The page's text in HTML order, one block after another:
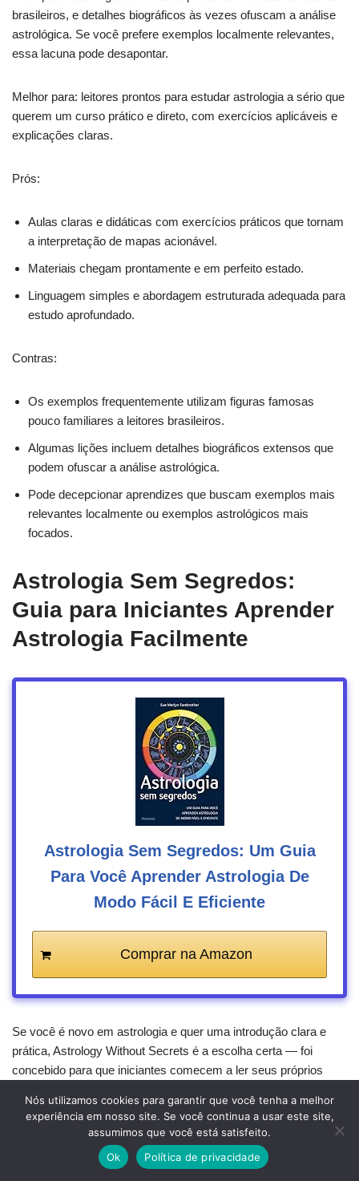
brasileiros, e detalhes biográficos às vezes ofuscam a análise
astrológica. Se você prefere exemplos localmente relevantes,
essa lacuna pode desapontar.
Melhor para: leitores prontos para estudar astrologia a sério que
querem um curso prático e direto, com exercícios aplicáveis e
explicações claras.
Prós:
Aulas claras e didáticas com exercícios práticos que tornam
a interpretação de mapas acionável.
Materiais chegam prontamente e em perfeito estado.
Linguagem simples e abordagem estruturada adequada para
estudo aprofundado.
Contras:
Os exemplos frequentemente utilizam figuras famosas
pouco familiares a leitores brasileiros.
Algumas lições incluem detalhes biográficos extensos que
podem ofuscar a análise astrológica.
Pode decepcionar aprendizes que buscam exemplos mais
relevantes localmente ou exemplos astrológicos mais
focados.
Astrologia Sem Segredos:
Guia para Iniciantes Aprender
Astrologia Facilmente
Astrologia Sem Segredos: Um Guia
Para Você Aprender Astrologia De
Modo Fácil E Eficiente
Comprar na Amazon
Se você é novo em astrologia e quer uma introdução clara e
prática, Astrology Without Secrets é a escolha certa — foi
concebido para que iniciantes comecem a ler seus próprios
direto e bem pesquisado que cobre conceitos fundamentais,
interpretação de mapas e aspectos chave passo a passo.
O livro trata a astrologia como habilidades básicas, incentivando
Nós utilizamos cookies para garantir que você tenha a melhor
experiência em nosso site. Se você continua a usar este site,
assumimos que você está satisfeito.
Ok
Política de privacidade